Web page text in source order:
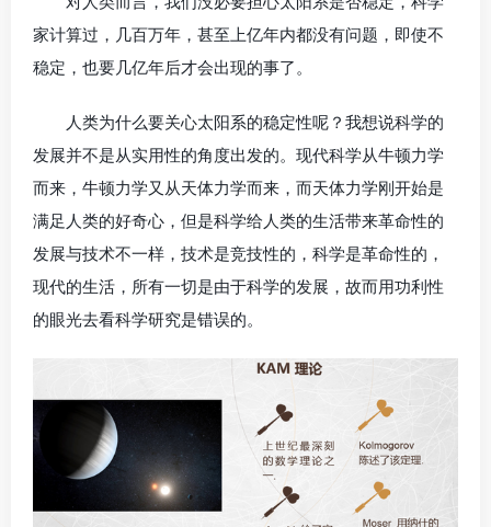
家计算过，几百万年，甚至上亿年内都没有问题，即使不
稳定，也要几亿年后才会出现的事了。
人类为什么要关心太阳系的稳定性呢？我想说科学的
发展并不是从实用性的角度出发的。现代科学从牛顿力学
而来，牛顿力学又从天体力学而来，而天体力学刚开始是
满足人类的好奇心，但是科学给人类的生活带来革命性的
发展与技术不一样，技术是竞技性的，科学是革命性的，
现代的生活，所有一切是由于科学的发展，故而用功利性
的眼光去看科学研究是错误的。